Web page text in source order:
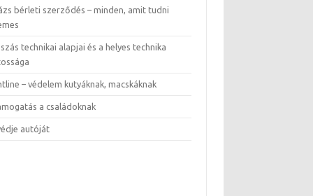
bérleti szerződés – minden, amit tudni
technikai alapjai és a helyes technika
– védelem kutyáknak, macskáknak
a családoknak
autóját